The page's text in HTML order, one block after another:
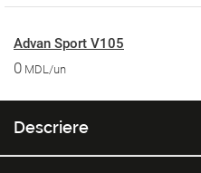
Advan Sport V105
0 MDL/un
Descriere